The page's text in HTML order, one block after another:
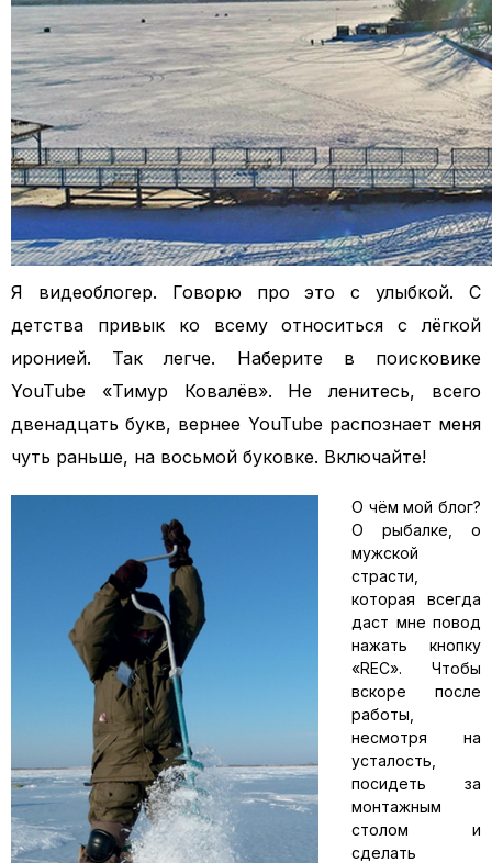
Я видеоблогер. Говорю про это с улыбкой. С
детства привык ко всему относиться с лёгкой
иронией. Так легче. Наберите в поисковике
YouTube «Тимур Ковалёв». Не ленитесь, всего
двенадцать букв, вернее YouTube распознает меня
чуть раньше, на восьмой буковке. Включайте!
О чём мой блог?
О рыбалке, о
мужской
страсти,
которая всегда
даст мне повод
нажать кнопку
«REC». Чтобы
вскоре после
работы,
несмотря на
усталость,
посидеть за
монтажным
столом и
сделать